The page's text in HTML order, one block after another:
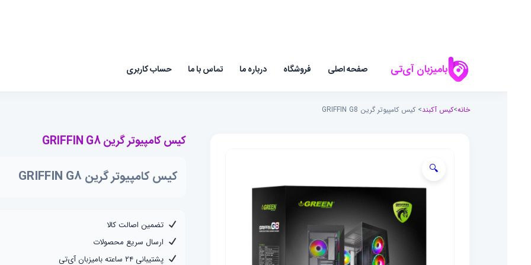
بامیزبان آی‌تی صفحه اصلی فروشگاه درباره ما تماس با ما حساب کاربری
خانه>کیس آکبند> کیس کامپیوتر گرین GRIFFIN G8
کیس کامپیوتر گرین GRIFFIN G8
کیس کامپیوتر گرین GRIFFIN G8
تضمین اصالت کالا
ارسال سریع محصولات
پشتیبانی ۲۴ ساعته بامیزبان آی‌تی